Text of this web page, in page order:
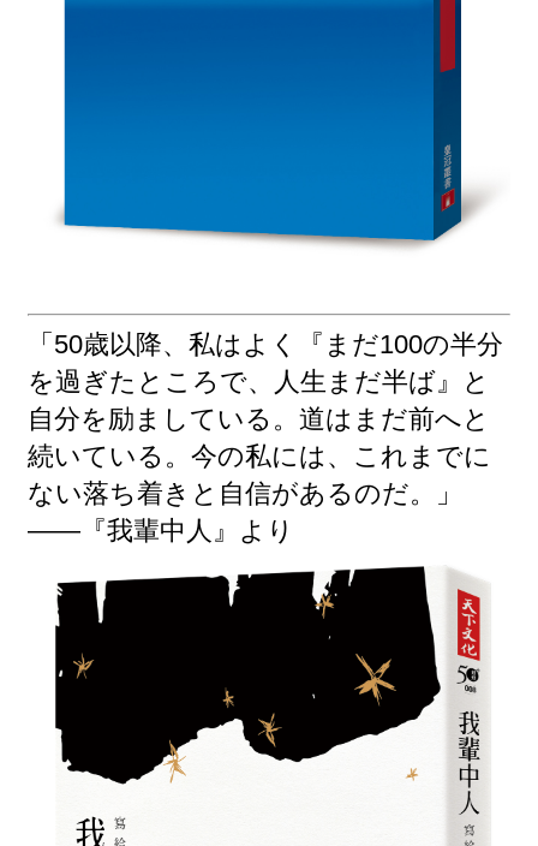
「50歳以降、私はよく『まだ100の半分
を過ぎたところで、人生まだ半ば』と
自分を励ましている。道はまだ前へと
続いている。今の私には、これまでに
ない落ち着きと自信があるのだ。」
――『我輩中人』より